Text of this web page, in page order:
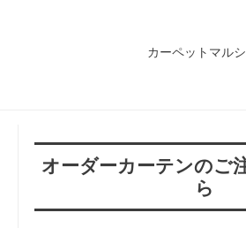
カーペットマル
オーダーカーテンのご
ら